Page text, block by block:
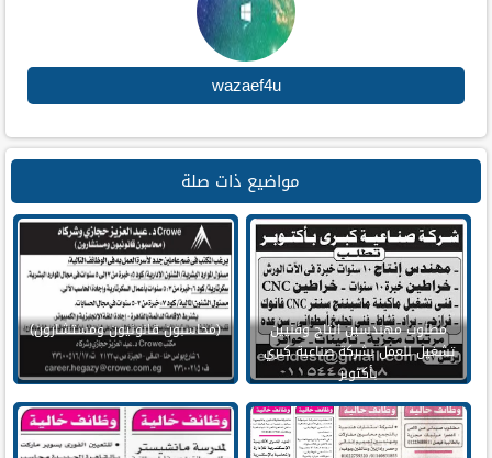
wazaef4u
مواضيع ذات صلة
مطلوب مهندسين انتاج وفنيين
تشغيل للعمل بشركة صناعية كبري
بأكتوبر
(محاسبون قانونيون ومستشارون)